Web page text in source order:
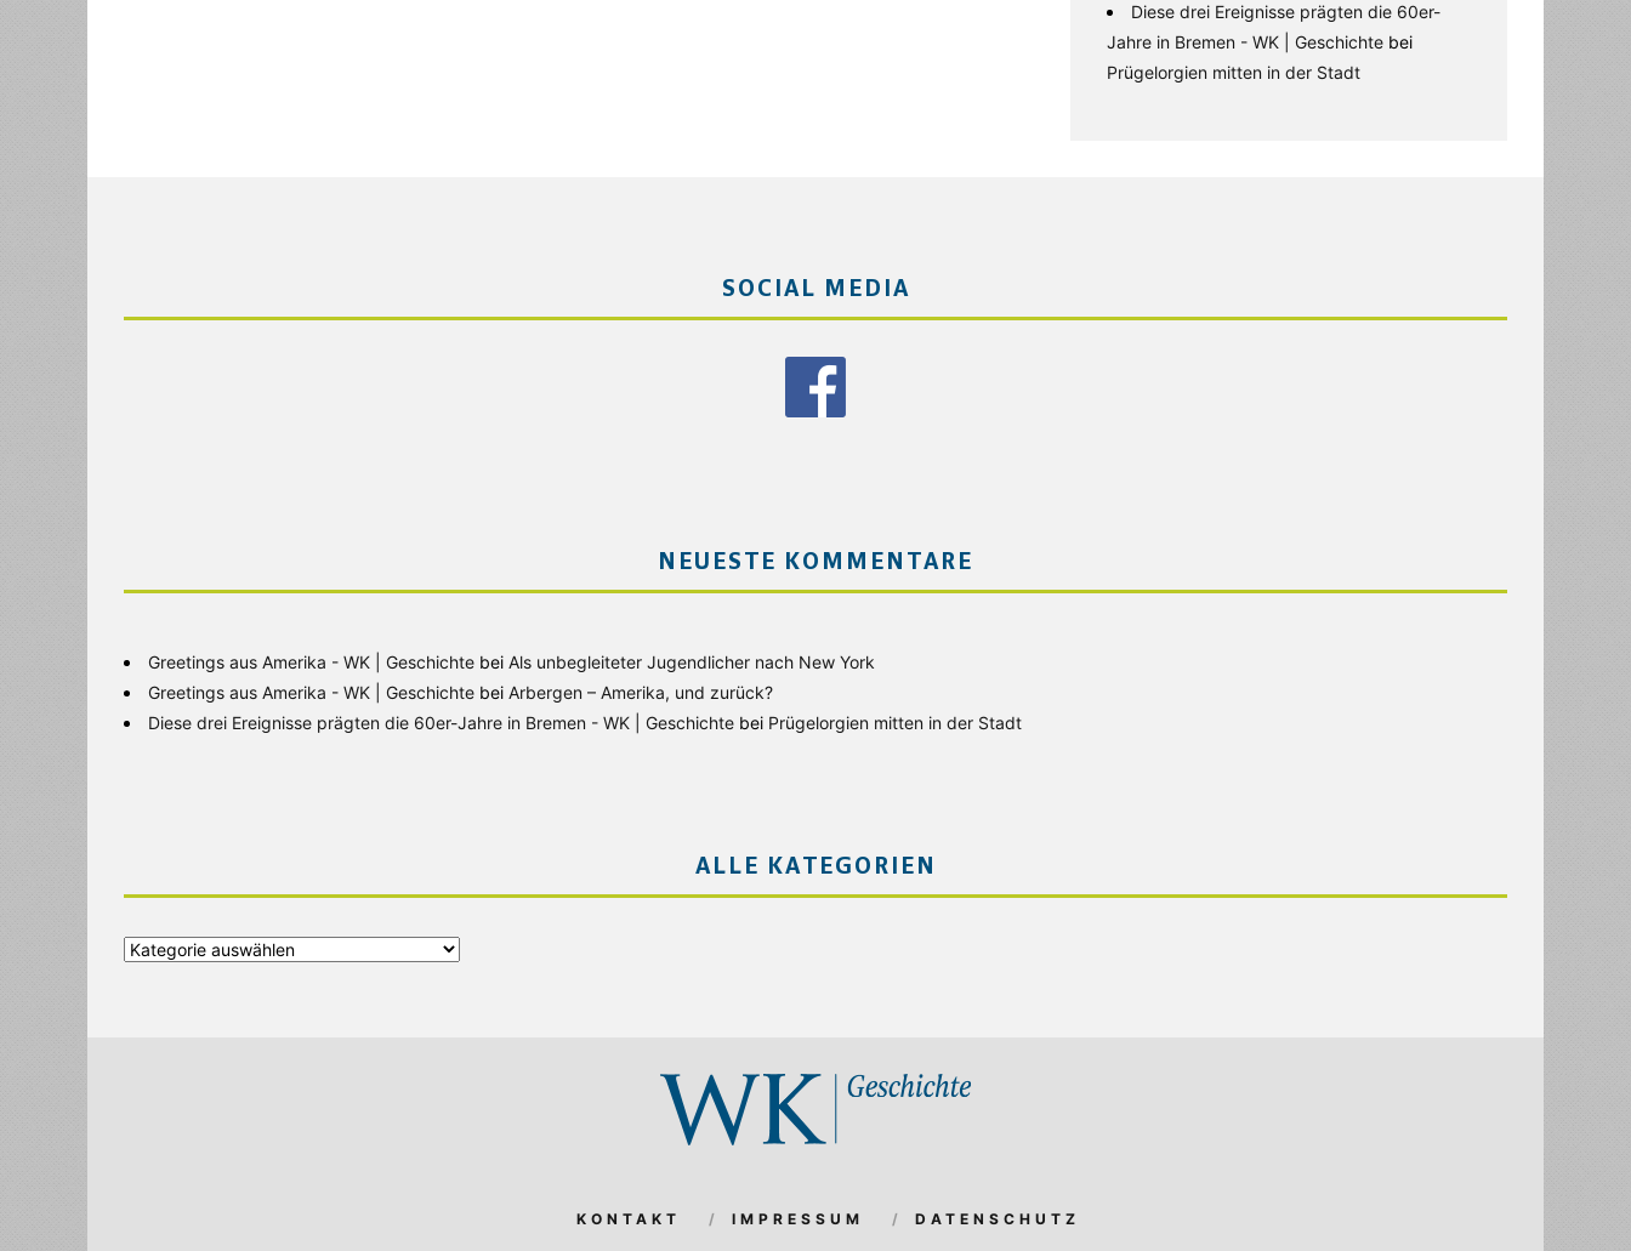
Diese drei Ereignisse prägten die 60er-
Jahre in Bremen - WK | Geschichte bei
Prügelorgien mitten in der Stadt
SOCIAL MEDIA
NEUESTE KOMMENTARE
Greetings aus Amerika - WK | Geschichte bei Als unbegleiteter Jugendlicher nach New York
Greetings aus Amerika - WK | Geschichte bei Arbergen – Amerika, und zurück?
Diese drei Ereignisse prägten die 60er-Jahre in Bremen - WK | Geschichte bei Prügelorgien mitten in der Stadt
ALLE KATEGORIEN
Alle
KONTAKT IMPRESSUM DATENSCHUTZ